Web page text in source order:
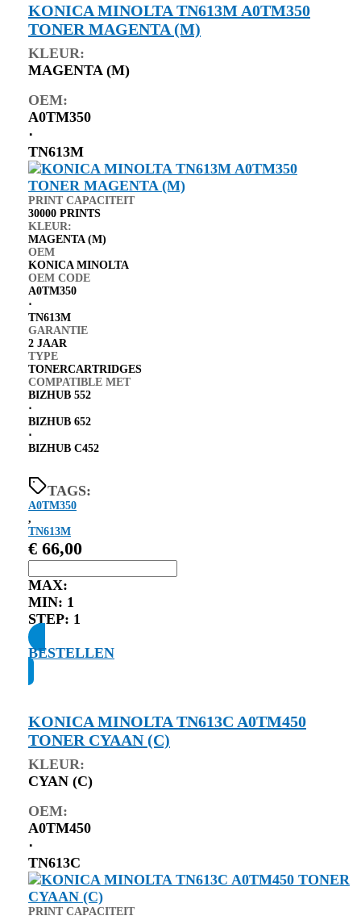
KONICA MINOLTA TN613M A0TM350
TONER MAGENTA (M)
KLEUR:
MAGENTA (M)
OEM:
A0TM350
⋅
TN613M
PRINT CAPACITEIT
30000 PRINTS
KLEUR:
MAGENTA (M)
OEM
KONICA MINOLTA
OEM CODE
A0TM350
⋅
TN613M
GARANTIE
2 JAAR
TYPE
TONERCARTRIDGES
COMPATIBLE MET
BIZHUB 552
⋅
BIZHUB 652
⋅
BIZHUB C452
TAGS:
A0TM350
,
TN613M
€ 66,00
MAX:
MIN: 1
STEP: 1
BESTELLEN
KONICA MINOLTA TN613C A0TM450
TONER CYAAN (C)
KLEUR:
CYAN (C)
OEM:
A0TM450
⋅
TN613C
PRINT CAPACITEIT